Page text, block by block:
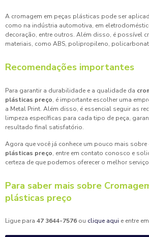
A cromagem em peças plásticas pode ser
como na indústria automotiva, em
decoração, entre outros. Além disso, é possível
materiais, como ABS, polipropileno,
Recomendações importantes
Para garantir a durabilidade e a qualidade da
plásticas preço, é importante escolher uma
a Metal Print. Além disso, é essencial seguir as
limpeza específicas para cada tipo de peça,
resultado final satisfatório.
Agora que você já conhece um pouco mais sobre
plásticas preço, entre em contato conosco e
certeza de que podemos oferecer o melhor
Para saber mais sobre
plásticas preço
Ligue para 47 3644-7576 ou clique aqui e entre